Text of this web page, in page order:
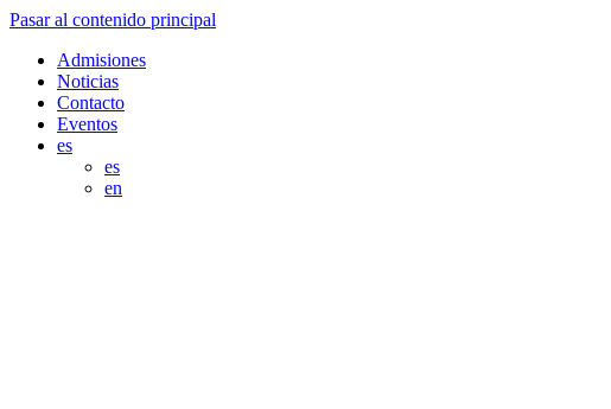
Pasar al contenido principal
Admisiones
Noticias
Contacto
Eventos
es
es
en